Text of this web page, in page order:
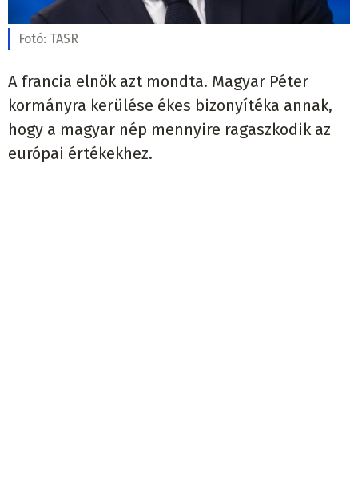
Fotó: TASR
A francia elnök azt mondta. Magyar Péter
kormányra kerülése ékes bizonyítéka annak,
hogy a magyar nép mennyire ragaszkodik az
európai értékekhez.